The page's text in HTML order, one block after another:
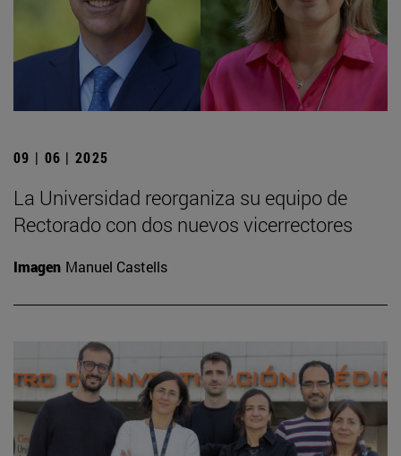
09 | 06 | 2025
La Universidad reorganiza su equipo de
Rectorado con dos nuevos vicerrectores
Imagen Manuel Castells